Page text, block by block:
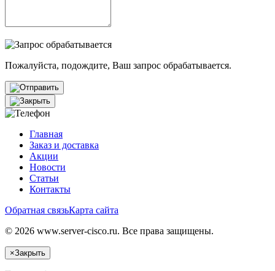
Пожалуйста, подождите, Ваш запрос обрабатывается.
Главная
Заказ и доставка
Акции
Новости
Статьи
Контакты
Обратная связьКарта сайта
© 2026 www.server-cisco.ru. Все права защищены.
×Закрыть